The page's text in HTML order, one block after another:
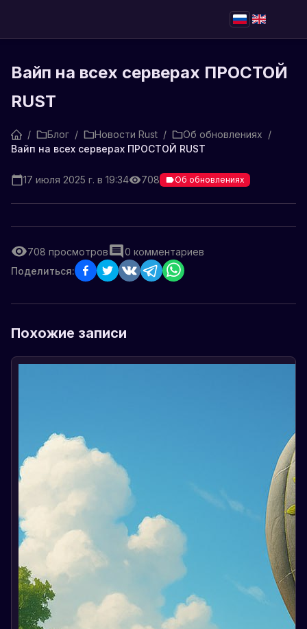
Вайп на всех серверах ПРОСТОЙ
RUST
/ Блог / Новости Rust / Об обновлениях /
Вайп на всех серверах ПРОСТОЙ RUST
17 июля 2025 г. в 19:34 708 Об обновлениях
708 просмотров 0 комментариев
Поделиться:
Похожие записи